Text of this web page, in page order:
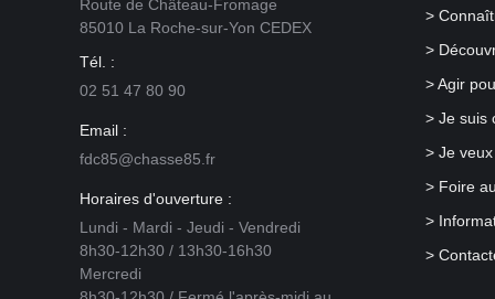
Route de Château-Fromage
85010 La Roche-sur-Yon CEDEX
Tél. :
02 51 47 80 90
Email :
fdc85@chasse85.fr
Horaires d'ouverture :
Lundi - Mardi - Jeudi - Vendredi
8h30-12h30 / 13h30-16h30
Mercredi
>
>
> Agir
> Je suis
> Je
> Foire
>
>
fréquentées. Plutôt que de morceler les
territoires dans l’espace et dans le temps
trouver des solutions de cohabitation
réglementation en vigueur. Chacun doit
consentir à un effort commun, c’est ce
André Mugnier, Président du
différence
placés